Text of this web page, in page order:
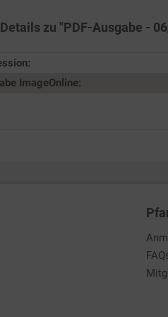
zu "PDF-Ausgabe -
ImageOnline: